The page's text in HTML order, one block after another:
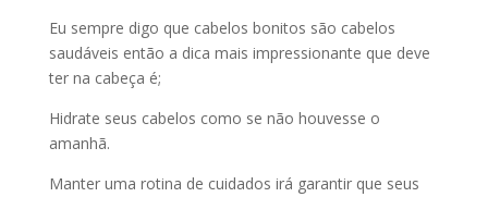
Eu sempre digo que cabelos bonitos são cabelos
saudáveis então a dica mais impressionante que deve
ter na cabeça é;
Hidrate seus cabelos como se não houvesse o
amanhã.
Manter uma rotina de cuidados irá garantir que seus